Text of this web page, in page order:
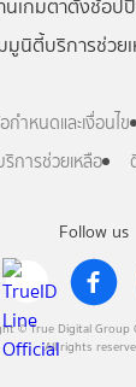
Follow us
© True Digital Group
All rights
นเกมตาตั้งช้อป
มูนิตี้บริการช่วย
กำหนดและเงื่อนไข
ริการช่วยเหลือ